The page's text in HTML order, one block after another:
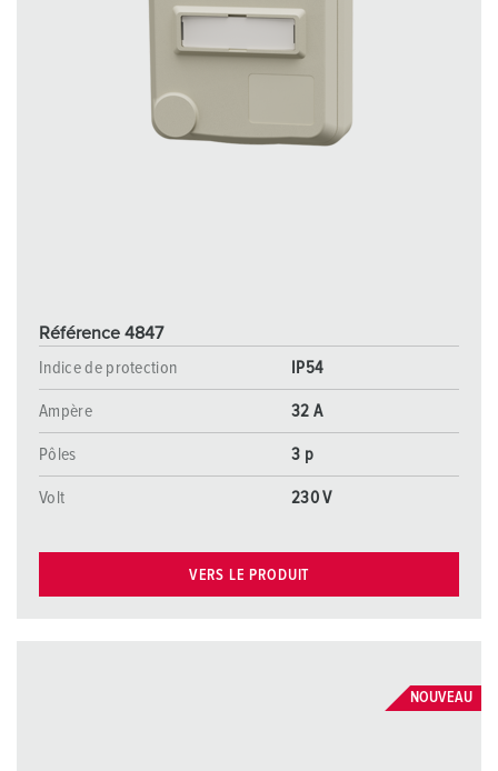
Référence 4847
Indice de protection
IP54
Ampère 32 A
Pôles 3 p
Volt 230 V
VERS LE PRODUIT
NOUVEAU